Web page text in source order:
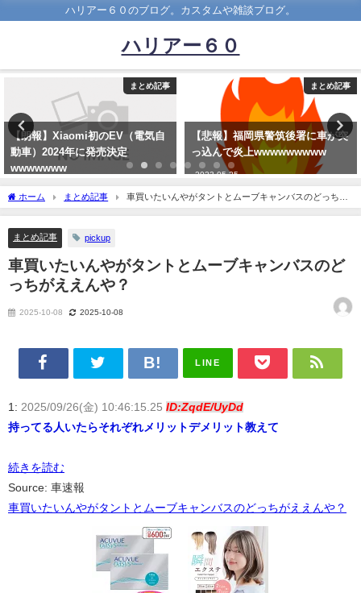
ハリアー６０のブログ。カスタムや雑談ブログ。
ハリアー６０
まとめ記事
朗報】Xiaomi初のEV（電気自
車）2024年に発売決定
まとめ記事
【悲報】福岡県警筑後署に車が突
っ込んで炎上wwwwwwwww
2023-05-25
ホーム まとめ記事
車買いたいんやがタントとムーブキャンバスのどっちが
ええんや？
まとめ記事 pickup
車買いたいんやがタントとムーブキャンバスのど
っちがええんや？
2025-10-08 2025-10-08
LINE
1: 2025/09/26(金) 10:46:15.25 ID:ZqdE/UyDd
持ってる人いたらそれぞれメリットデメリット教えて
続きを読む
Source: 車速報
車買いたいんやがタントとムーブキャンバスのどっちがええんや？